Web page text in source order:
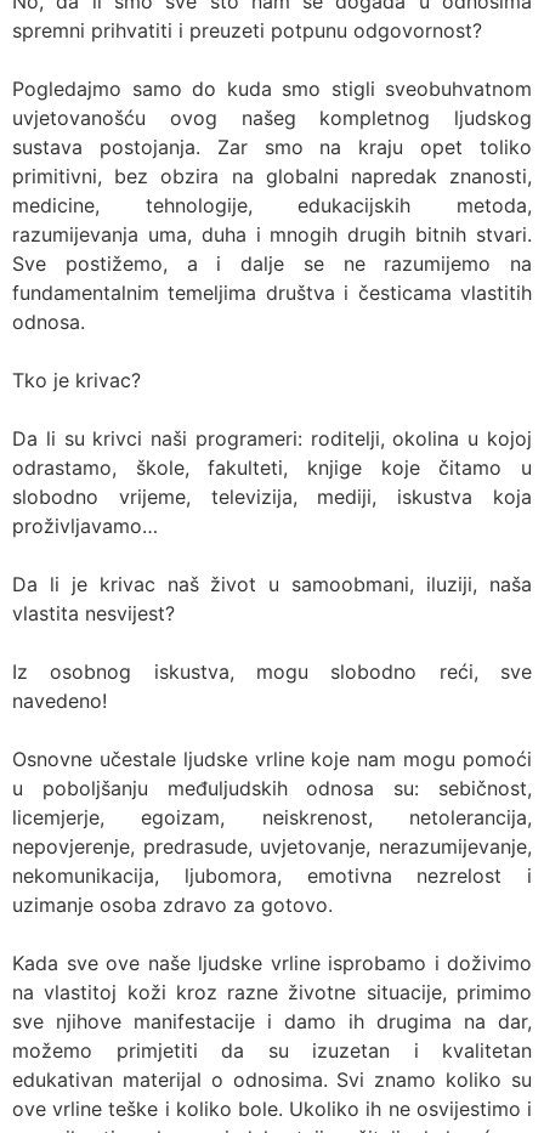
spremni prihvatiti i preuzeti potpunu odgovornost?
Pogledajmo samo do kuda smo stigli sveobuhvatnom
uvjetovanošću ovog našeg kompletnog ljudskog
sustava postojanja. Zar smo na kraju opet toliko
primitivni, bez obzira na globalni napredak znanosti,
medicine, tehnologije, edukacijskih metoda,
razumijevanja uma, duha i mnogih drugih bitnih stvari.
Sve postižemo, a i dalje se ne razumijemo na
fundamentalnim temeljima društva i česticama vlastitih
odnosa.
Tko je krivac?
Da li su krivci naši programeri: roditelji, okolina u kojoj
odrastamo, škole, fakulteti, knjige koje čitamo u
slobodno vrijeme, televizija, mediji, iskustva koja
proživljavamo…
Da li je krivac naš život u samoobmani, iluziji, naša
vlastita nesvijest?
Iz osobnog iskustva, mogu slobodno reći, sve
navedeno!
Osnovne učestale ljudske vrline koje nam mogu pomoći
u poboljšanju međuljudskih odnosa su: sebičnost,
licemjerje, egoizam, neiskrenost, netolerancija,
nepovjerenje, predrasude, uvjetovanje, nerazumijevanje,
nekomunikacija, ljubomora, emotivna nezrelost i
uzimanje osoba zdravo za gotovo.
Kada sve ove naše ljudske vrline isprobamo i doživimo
na vlastitoj koži kroz razne životne situacije, primimo
sve njihove manifestacije i damo ih drugima na dar,
možemo primjetiti da su izuzetan i kvalitetan
edukativan materijal o odnosima. Svi znamo koliko su
ove vrline teške i koliko bole. Ukoliko ih ne osvijestimo i